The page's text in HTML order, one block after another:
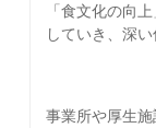
「食文化の向
していき、深
事業所や厚生